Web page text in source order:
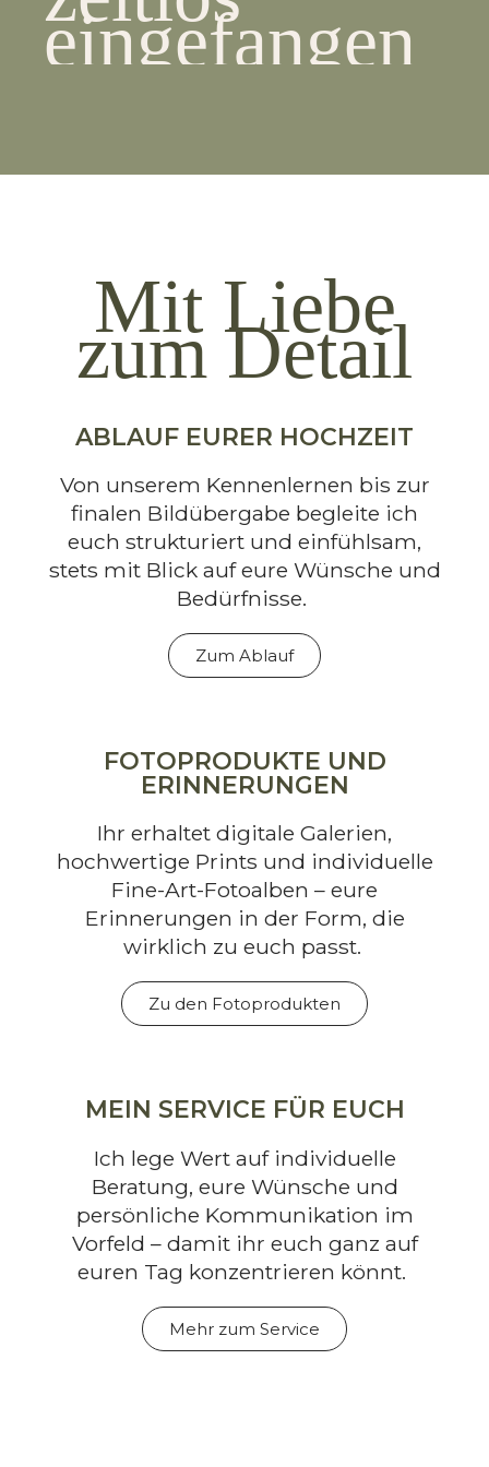
eingefangen
Mit Liebe
zum Detail
ABLAUF EURER HOCHZEIT
Von unserem Kennenlernen bis zur
finalen Bildübergabe begleite ich
euch strukturiert und einfühlsam,
stets mit Blick auf eure Wünsche und
Bedürfnisse.
Zum Ablauf
FOTOPRODUKTE UND
ERINNERUNGEN
Ihr erhaltet digitale Galerien,
hochwertige Prints und individuelle
Fine-Art-Fotoalben – eure
Erinnerungen in der Form, die
wirklich zu euch passt.
Zu den Fotoprodukten
MEIN SERVICE FÜR EUCH
Ich lege Wert auf individuelle
Beratung, eure Wünsche und
persönliche Kommunikation im
Vorfeld – damit ihr euch ganz auf
euren Tag konzentrieren könnt.
Mehr zum Service